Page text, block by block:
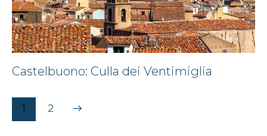
Castelbuono: Culla dei Ventimiglia
1 2